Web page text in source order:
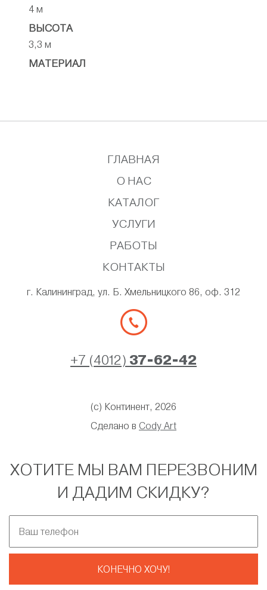
4 м
ВЫСОТА
3,3 м
МАТЕРИАЛ
ГЛАВНАЯ
О НАС
КАТАЛОГ
УСЛУГИ
РАБОТЫ
КОНТАКТЫ
г. Калининград, ул. Б. Хмельницкого 86, оф. 312
+7 (4012) 37-62-42
(с) Континент, 2026
Сделано в Cody Art
ХОТИТЕ МЫ ВАМ ПЕРЕЗВОНИМ
И ДАДИМ СКИДКУ?